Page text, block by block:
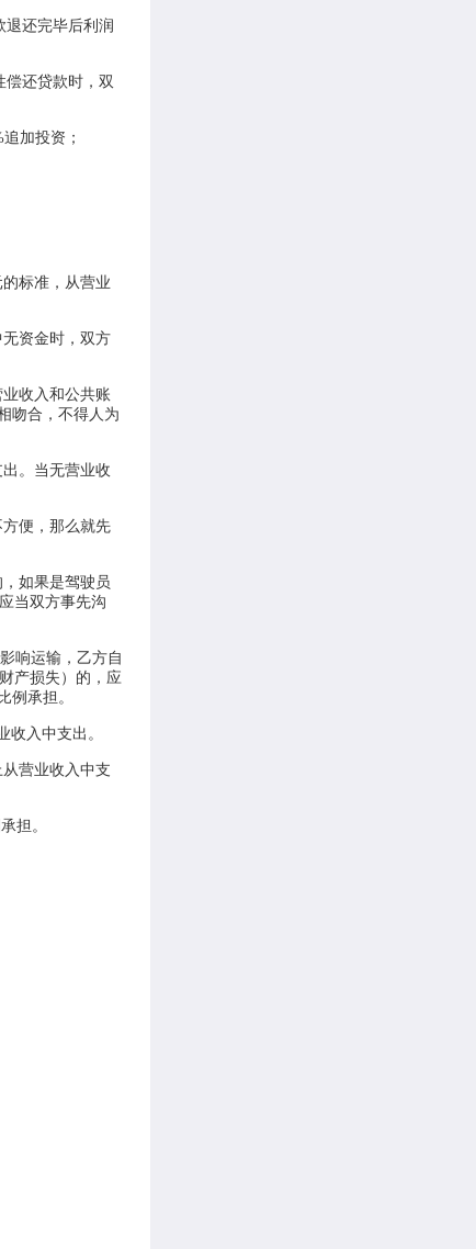
还完毕后利润
还贷款时，双
加投资；
标准，从营业
资金时，双方
收入和公共账
吻合，不得人为
。当无营业收
便，那么就先
如果是驾驶员
当双方事先沟
响运输，乙方自
产损失）的，应
例承担。
收入中支出。
营业收入中支
担。